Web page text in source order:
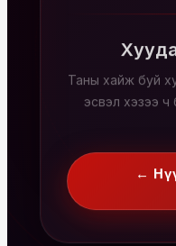
Таны хайж буй
эсвэл хэзээ ч
←